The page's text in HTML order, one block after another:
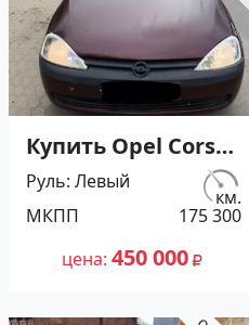
Купить Opel Corsa
'2002 МКПП
(1200/75 л.с.)
Бензин инжектор
Ленинградская
цвет Красный
км.
175 300
Руль Левый
МКПП
цена 450 000